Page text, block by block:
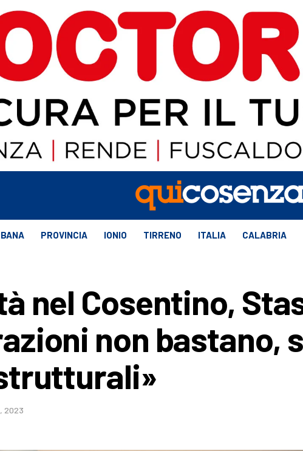
PROVINCIA IONIO TIRRENO ITALIA CALABRIA
nel Cosentino,
non bastano,
2023